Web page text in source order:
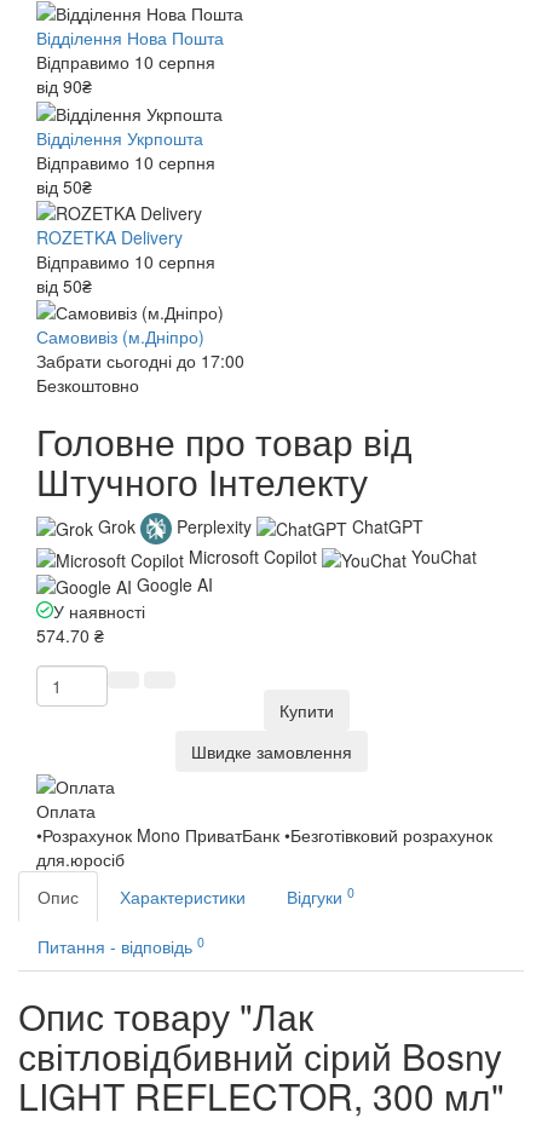
Відділення Нова Пошта
Відправимо 10 серпня
від 90₴
Відділення Укрпошта
Відправимо 10 серпня
від 50₴
ROZETKA Delivery
Відправимо 10 серпня
від 50₴
Самовивіз (м.Дніпро)
Забрати сьогодні до 17:00
Безкоштовно
Головне про товар від
Штучного Інтелекту
Grok Perplexity
ChatGPT
Microsoft Copilot
YouChat
Google AI
У наявності
574.70 ₴
Купити
Швидке замовлення
Оплата
•Розрахунок Mono ПриватБанк •Безготівковий розрахунок
для.юросіб
Опис
Характеристики Відгуки 0
Питання - відповідь 0
Опис товару "Лак
світловідбивний сірий Bosny
LIGHT REFLECTOR, 300 мл"